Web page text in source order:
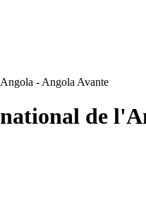
- Angola Avante
de